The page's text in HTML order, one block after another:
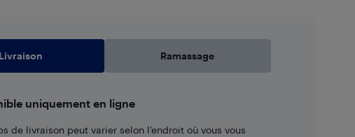
Livraison Ramassage
uniquement en ligne
de livraison peut varier selon l'endroit où vous vous